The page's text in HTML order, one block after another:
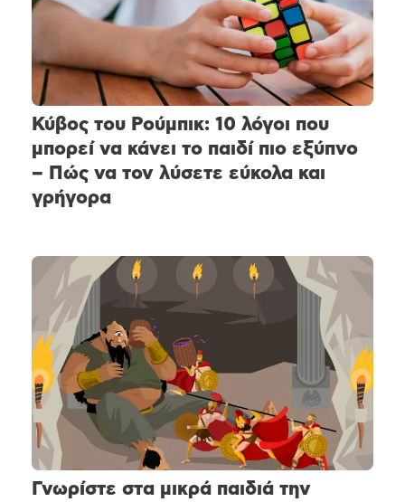
Κύβος του Ρούμπικ: 10 λόγοι που
μπορεί να κάνει το παιδί πιο εξύπνο
– Πώς να τον λύσετε εύκολα και
γρήγορα
Γνωρίστε στα μικρά παιδιά την